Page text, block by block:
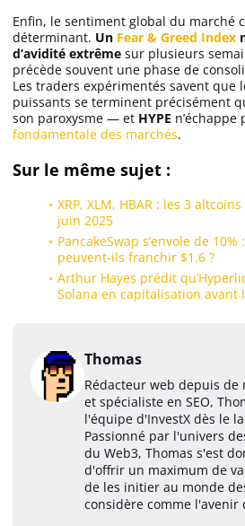
Enfin, le sentiment global du marché
déterminant. Un Fear & Greed Index
d’avidité extrême sur plusieurs
précède souvent une phase de
Les traders expérimentés savent que
puissants se terminent précisément
son paroxysme — et HYPE n’échappe
fondamentale des marchés.
Sur le même sujet :
XRP, XLM, HBAR : les 3
juin 2025
PancakeSwap s’envole de
peuvent-ils franchir $1,6 ?
Arthur Hayes prédit
Solana en capitalisation
Thomas
Rédacteur web depuis de
et spécialiste en SEO,
l'équipe d'InvestX dès le
Passionné par l'univers
du Web3, Thomas s'est
d'offrir un maximum de
de les initier au monde
considère comme l'avenir